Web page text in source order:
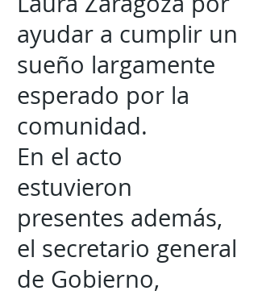
ayudar a cumplir un
sueño largamente
esperado por la
comunidad.
En el acto
estuvieron
presentes además,
el secretario general
de Gobierno,